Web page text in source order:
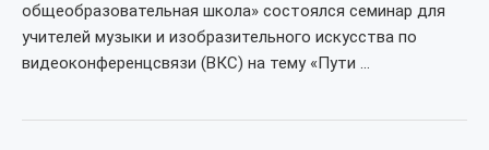
общеобразовательная школа» состоялся семинар для
учителей музыки и изобразительного искусства по
видеоконференцсвязи (ВКС) на тему «Пути …